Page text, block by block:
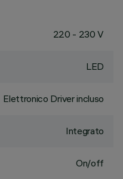
220 - 230 V
LED
Elettronico Driver incluso
Integrato
On/off